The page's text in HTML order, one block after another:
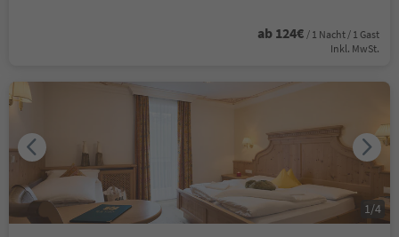
ab 124€ / 1 Nacht / 1 Gast
Inkl. MwSt.
1/4